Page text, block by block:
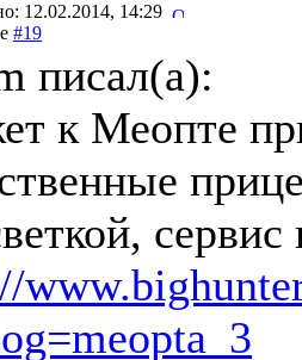
12.02.2014, 14:29
#19
писал(a):
к Меопте